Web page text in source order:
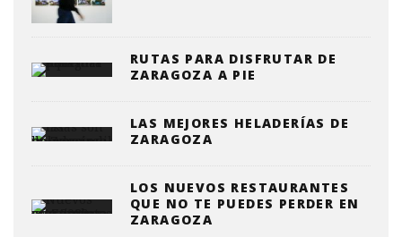
RUTAS PARA DISFRUTAR DE
ZARAGOZA A PIE
LAS MEJORES HELADERÍAS DE
ZARAGOZA
LOS NUEVOS RESTAURANTES
QUE NO TE PUEDES PERDER EN
ZARAGOZA